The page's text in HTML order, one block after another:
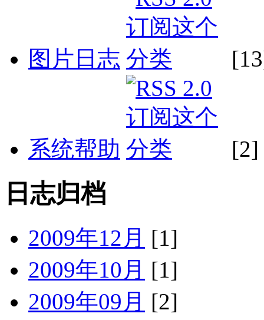
图片日志
系统帮助 [2]
日志归档
2009年12月 [1]
2009年10月 [1]
2009年09月 [2]